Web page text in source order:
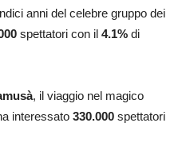
anni del celebre gruppo dei
spettatori con il 4.1% di
, il viaggio nel magico
interessato 330.000 spettatori